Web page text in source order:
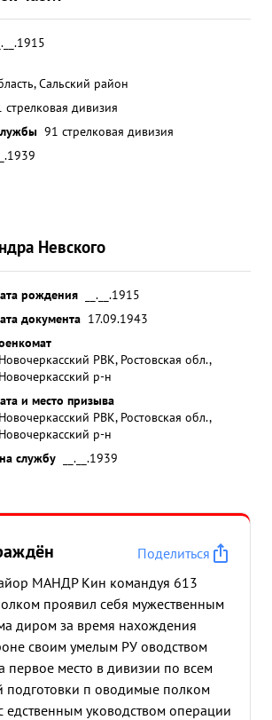
Сальский район
стрелковая дивизия
91 стрелковая дивизия
Невского
рождения
__.__.1915
документа 17.09.1943
Новочеркасский РВК, Ростовская обл.,
Новочеркасский р-н
и место призыва
Новочеркасский РВК, Ростовская обл.,
Новочеркасский р-н
службу
__.__.1939
Поделиться
МАНДР Кин командуя 613
проявил себя мужественным
диром за время нахождения
своим умелым РУ оводством
первое место в дивизии по всем
подготовки п оводимые полком
едственным уководством операции